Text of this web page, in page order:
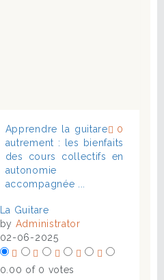
0
Apprendre la guitare
autrement : les bienfaits
des cours collectifs en
autonomie
accompagnée ...
La Guitare
by Administrator
02-06-2025
0.00 of 0 votes